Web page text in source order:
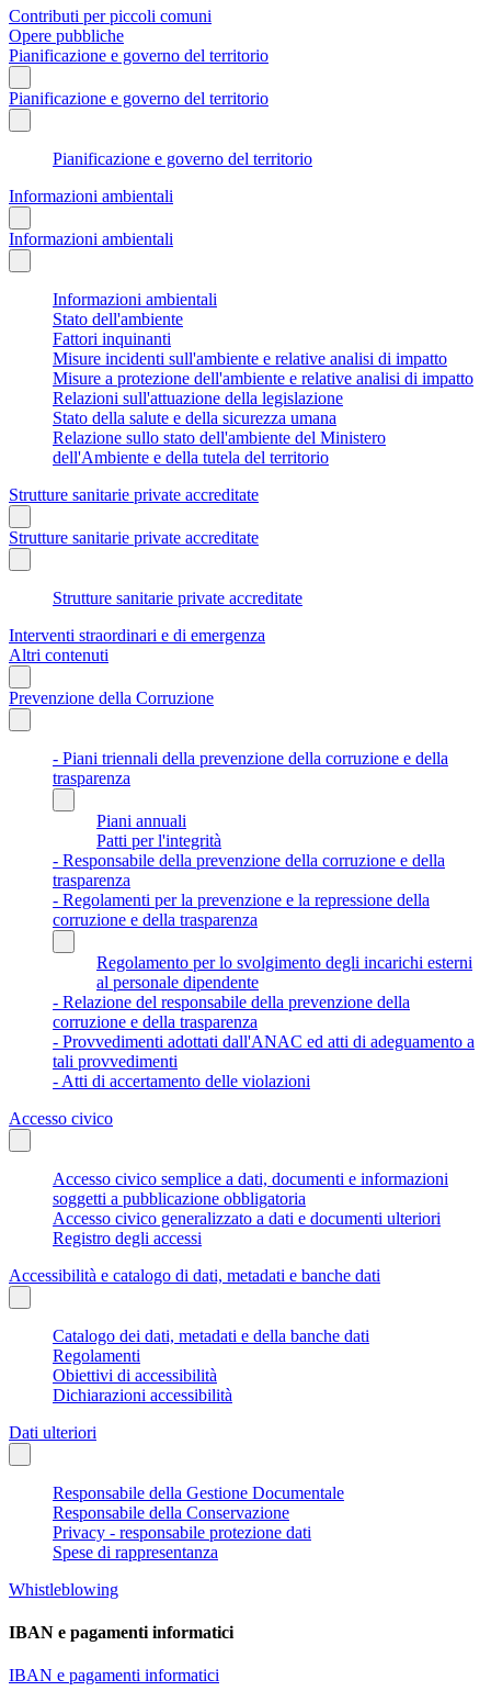
Contributi per piccoli comuni
Opere pubbliche
Pianificazione e governo del territorio
Pianificazione e governo del territorio
Pianificazione e governo del territorio
Informazioni ambientali
Informazioni ambientali
Informazioni ambientali
Stato dell'ambiente
Fattori inquinanti
Misure incidenti sull'ambiente e relative analisi di impatto
Misure a protezione dell'ambiente e relative analisi di impatto
Relazioni sull'attuazione della legislazione
Stato della salute e della sicurezza umana
Relazione sullo stato dell'ambiente del Ministero
dell'Ambiente e della tutela del territorio
Strutture sanitarie private accreditate
Strutture sanitarie private accreditate
Strutture sanitarie private accreditate
Interventi straordinari e di emergenza
Altri contenuti
Prevenzione della Corruzione
- Piani triennali della prevenzione della corruzione e della
trasparenza
Piani annuali
Patti per l'integrità
- Responsabile della prevenzione della corruzione e della
trasparenza
- Regolamenti per la prevenzione e la repressione della
corruzione e della trasparenza
Regolamento per lo svolgimento degli incarichi esterni
al personale dipendente
- Relazione del responsabile della prevenzione della
corruzione e della trasparenza
- Provvedimenti adottati dall'ANAC ed atti di adeguamento a
tali provvedimenti
- Atti di accertamento delle violazioni
Accesso civico
Accesso civico semplice a dati, documenti e informazioni
soggetti a pubblicazione obbligatoria
Accesso civico generalizzato a dati e documenti ulteriori
Registro degli accessi
Accessibilità e catalogo di dati, metadati e banche dati
Catalogo dei dati, metadati e della banche dati
Regolamenti
Obiettivi di accessibilità
Dichiarazioni accessibilità
Dati ulteriori
Responsabile della Gestione Documentale
Responsabile della Conservazione
Privacy - responsabile protezione dati
Spese di rappresentanza
Whistleblowing
IBAN e pagamenti informatici
IBAN e pagamenti informatici